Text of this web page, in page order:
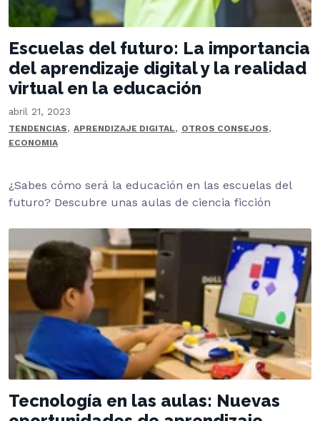
Escuelas del futuro: La importancia
del aprendizaje digital y la realidad
virtual en la educación
abril 21, 2023
TENDENCIAS, APRENDIZAJE DIGITAL, OTROS CONSEJOS,
ECONOMIA
¿Sabes cómo será la educación en las escuelas del
futuro? Descubre unas aulas de ciencia ficción
Tecnología en las aulas: Nuevas